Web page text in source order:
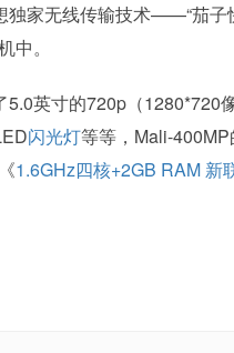
家无线传输技术——“茄子
。
英寸的720p（1280*720
闪光灯等等，Mali-
1.6GHz四核+2GB RAM 新